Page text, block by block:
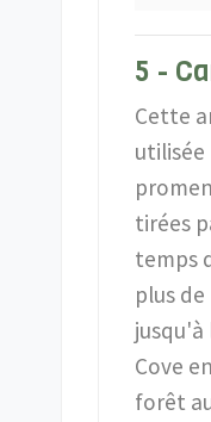
5 -
Cette
tirées
temps
plus de
jusqu'à
Cove
forêt